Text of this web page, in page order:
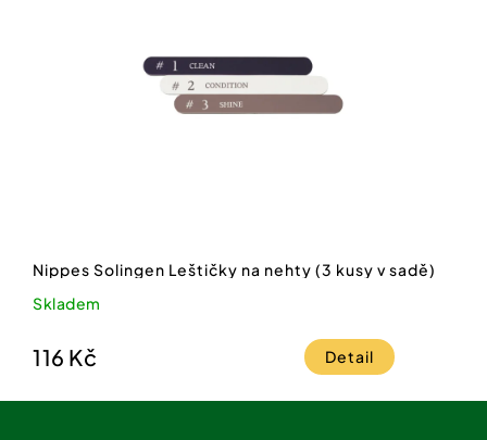
Nippes Solingen Leštičky na nehty (3 kusy v sadě)
Skladem
116 Kč Detail